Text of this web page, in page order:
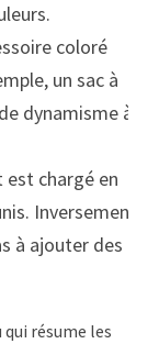
coloré
un sac à
dynamisme à
chargé en
Inversement,
à ajouter des
résume les